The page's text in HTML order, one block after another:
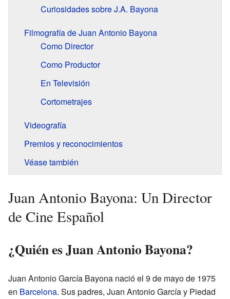
Curiosidades sobre J.A. Bayona
Filmografía de Juan Antonio Bayona
Como Director
Como Productor
En Televisión
Cortometrajes
Videografía
Premios y reconocimientos
Véase también
Juan Antonio Bayona: Un Director
de Cine Español
¿Quién es Juan Antonio Bayona?
Juan Antonio García Bayona nació el 9 de mayo de 1975
en Barcelona. Sus padres, Juan Antonio García y Piedad